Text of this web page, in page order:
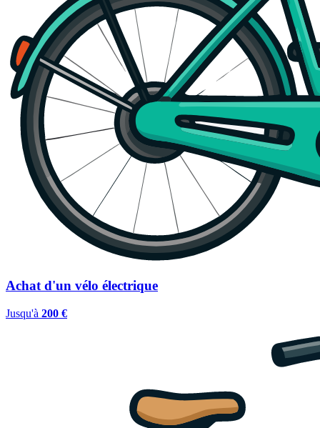
Achat d'un vélo électrique
Jusqu'à 200 €